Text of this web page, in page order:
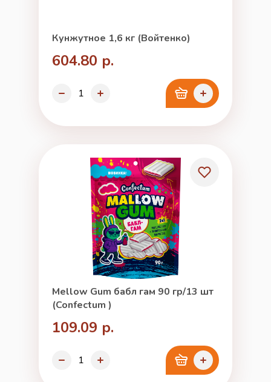
Кунжутное 1,6 кг (Войтенко)
604.80 р.
Mellow Gum бабл гам 90 гр/13 шт
(Confectum )
109.09 р.